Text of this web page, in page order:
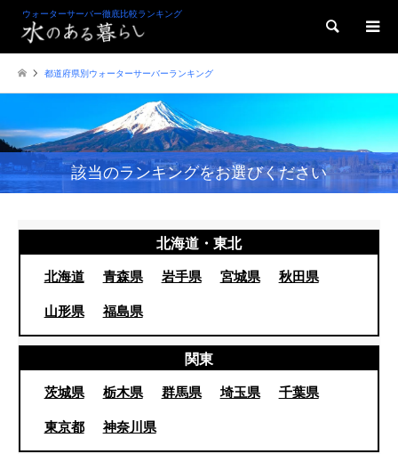
ウォーターサーバー徹底比較ランキング
検索
都道府県別ウォーターサーバーランキング
該当のランキングをお選びください
北海道・東北
北海道 青森県 岩手県 宮城県
秋田県
山形県
福島県
関東
茨城県 栃木県 群馬県 埼玉県
千葉県
東京都
神奈川県